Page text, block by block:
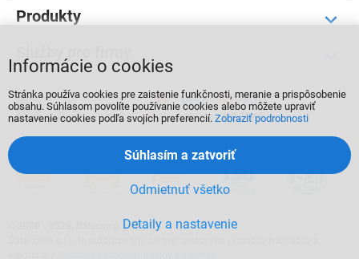
Produkty
  
2000 - 2026, Datacomp s.r.o.
Informácie o cookies
Stránka používa cookies pre zaistenie funkčnosti, meranie a prispôsobenie
obsahu. Súhlasom povolíte používanie cookies alebo môžete upraviť
nastavenie cookies podľa svojích preferencií. Zobraziť podrobnosti
Detaily a nastavenie
Odmietnuť všetko
Súhlasím a zatvoriť